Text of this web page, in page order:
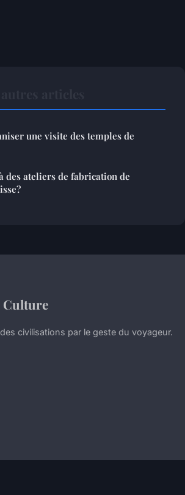
une visite des temples de
des ateliers de fabrication de
Culture
civilisations par le geste du voyageur.